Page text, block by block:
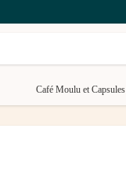
Café Moulu et Capsules